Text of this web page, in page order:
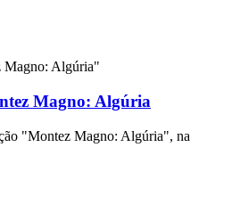
Magno: Algúria
"Montez Magno: Algúria", na